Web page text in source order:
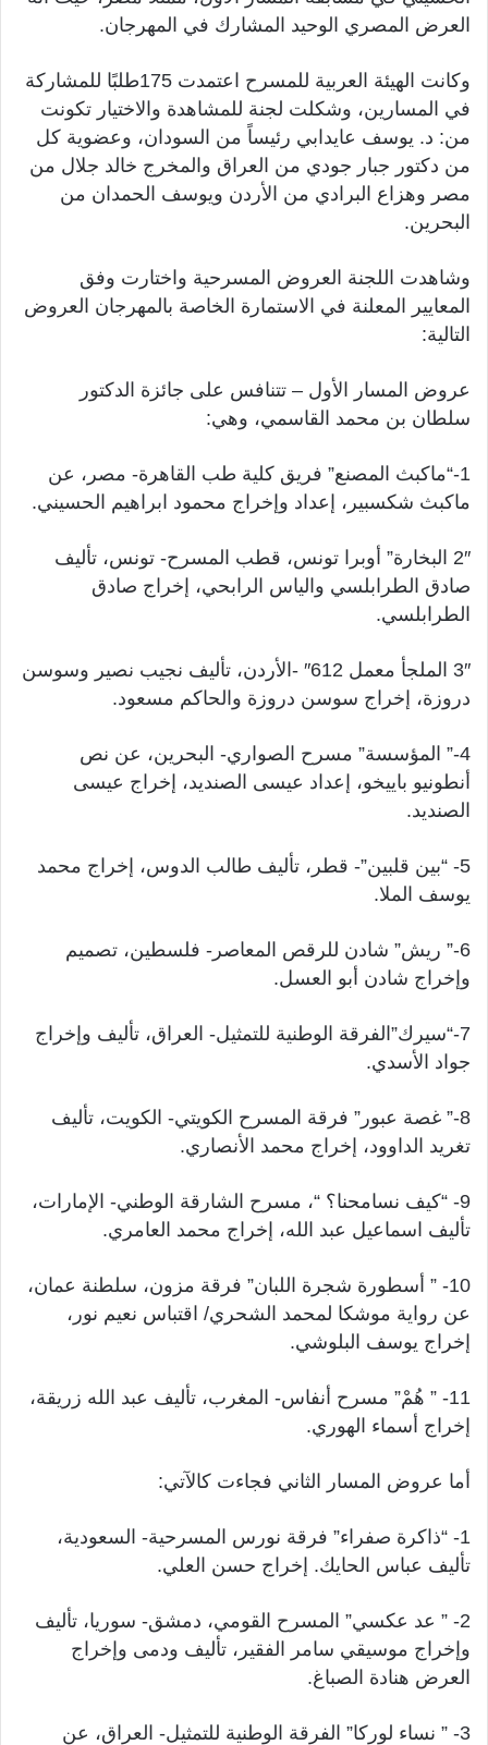
العرض المصري الوحيد المشارك في المهرجان.
وكانت الهيئة العربية للمسرح اعتمدت 175طلبًا للمشاركة
في المسارين، وشكلت لجنة للمشاهدة والاختيار تكونت
من: د. يوسف عايدابي رئيساً من السودان، وعضوية كل
من دكتور جبار جودي من العراق والمخرج خالد جلال من
مصر وهزاع البرادي من الأردن ويوسف الحمدان من
البحرين.
وشاهدت اللجنة العروض المسرحية واختارت وفق
المعايير المعلنة في الاستمارة الخاصة بالمهرجان العروض
التالية:
عروض المسار الأول – تتنافس على جائزة الدكتور
سلطان بن محمد القاسمي، وهي:
1-“ماكبث المصنع” فريق كلية طب القاهرة- مصر، عن
ماكبث شكسبير، إعداد وإخراج محمود ابراهيم الحسيني.
2″ البخارة” أوبرا تونس، قطب المسرح- تونس، تأليف
صادق الطرابلسي والياس الرابحي، إخراج صادق
الطرابلسي.
3″ الملجأ معمل 612″ -الأردن، تأليف نجيب نصير وسوسن
دروزة، إخراج سوسن دروزة والحاكم مسعود.
4-” المؤسسة” مسرح الصواري- البحرين، عن نص
أنطونيو باييخو، إعداد عيسى الصنديد، إخراج عيسى
الصنديد.
5- “بين قلبين”- قطر، تأليف طالب الدوس، إخراج محمد
يوسف الملا.
6-” ريش” شادن للرقص المعاصر- فلسطين، تصميم
وإخراج شادن أبو العسل.
7-“سيرك”الفرقة الوطنية للتمثيل- العراق، تأليف وإخراج
جواد الأسدي.
8-” غصة عبور” فرقة المسرح الكويتي- الكويت، تأليف
تغريد الداوود، إخراج محمد الأنصاري.
9- “كيف نسامحنا؟ “، مسرح الشارقة الوطني- الإمارات،
تأليف اسماعيل عبد الله، إخراج محمد العامري.
10- ” أسطورة شجرة اللبان” فرقة مزون، سلطنة عمان،
عن رواية موشكا لمحمد الشحري/ اقتباس نعيم نور،
إخراج يوسف البلوشي.
11- ” هُمْ” مسرح أنفاس- المغرب، تأليف عبد الله زريقة،
إخراج أسماء الهوري.
أما عروض المسار الثاني فجاءت كالآتي:
1- “ذاكرة صفراء” فرقة نورس المسرحية- السعودية،
تأليف عباس الحايك. إخراج حسن العلي.
2- ” عد عكسي” المسرح القومي، دمشق- سوريا، تأليف
وإخراج موسيقي سامر الفقير، تأليف ودمى وإخراج
العرض هنادة الصباغ.
3- ” نساء لوركا” الفرقة الوطنية للتمثيل- العراق، عن